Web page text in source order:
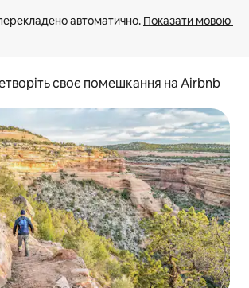
автоматично. Показати мовою
своє помешкання на Airbnb